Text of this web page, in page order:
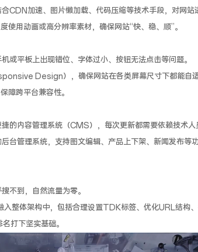
CDN加速、图片懒加载、代码压缩等技术手段，对网站
使用动画或高分辨率素材，确保网站“快、稳、顺”。
或平板上出现错位、字体过小、按钮无法点击等问题。
Design），确保网站在各类屏幕尺寸下都能自
障跨平台兼容性。
的内容管理系统（CMS），每次更新都需要依赖技术人
台管理系统，支持图文编辑、产品上下架、新闻发布等
不到，自然流量为零。
整体架构中，包括合理设置TDK标签、优化URL结构
打下坚实基础。